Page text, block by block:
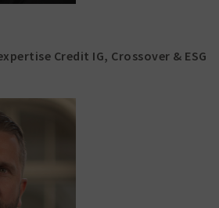
Credit IG, Crossover & ESG